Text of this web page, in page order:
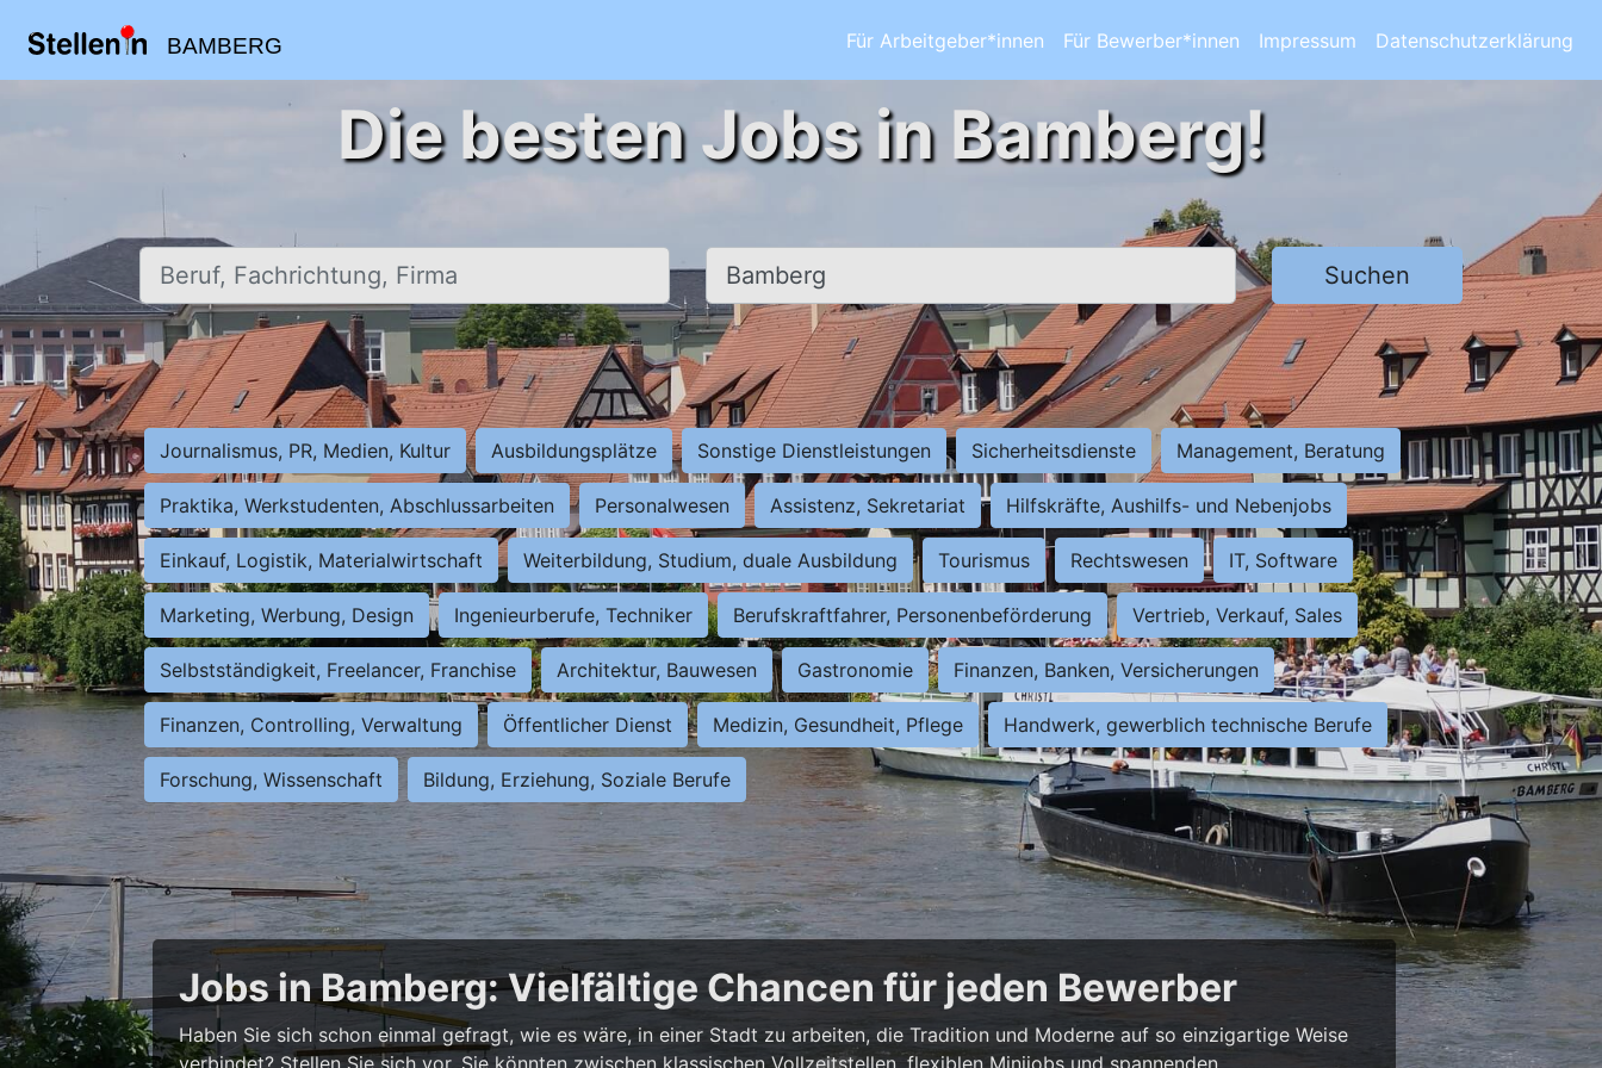
BAMBERG Für Arbeitgeber*innen Für Bewerber*innen Impressum Datenschutzerklärung
Die besten Jobs in Bamberg!
Beruf, Fachrichtung, Firma Ort, Stadt Suchen
Journalismus, PR, Medien, Kultur Ausbildungsplätze Sonstige Dienstleistungen Sicherheitsdienste Management, Beratung
Praktika, Werkstudenten, Abschlussarbeiten Personalwesen Assistenz, Sekretariat Hilfskräfte, Aushilfs- und Nebenjobs
Einkauf, Logistik, Materialwirtschaft Weiterbildung, Studium, duale Ausbildung Tourismus Rechtswesen IT, Software
Marketing, Werbung, Design Ingenieurberufe, Techniker Berufskraftfahrer, Personenbeförderung Vertrieb, Verkauf, Sales
Selbstständigkeit, Freelancer, Franchise Architektur, Bauwesen Gastronomie Finanzen, Banken, Versicherungen
Finanzen, Controlling, Verwaltung Öffentlicher Dienst Medizin, Gesundheit, Pflege Handwerk, gewerblich technische Berufe
Forschung, Wissenschaft Bildung, Erziehung, Soziale Berufe
Jobs in Bamberg: Vielfältige Chancen für jeden Bewerber
Haben Sie sich schon einmal gefragt, wie es wäre, in einer Stadt zu arbeiten, die Tradition und Moderne auf so einzigartige Weise